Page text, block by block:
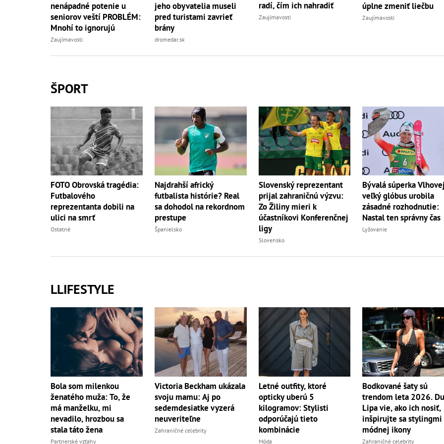
nenápadné potenie u
seniorov veští PROBLÉM:
Mnohí to ignorujú
Zaujímavosti
jeho obyvatelia museli
pred turistami zavrieť
brány
dromedar.sk
radí, čím ich nahradiť
Zaujímavosti
úplne zmeniť liečbu
Zaujímavosti
ŠPORT
FOTO Obrovská tragédia:
Futbalového
reprezentanta dobili na
ulici na smrť
Ostatné
Najdrahší africký
futbalista histórie? Real
sa dohodol na rekordnom
prestupe
Španielsko
Slovenský reprezentant
prijal zahraničnú výzvu:
Zo Žiliny mieri k
účastníkovi Konferenčnej
ligy
Slovensko
Bývalá súperka
veľký glóbus urobila
zásadné rozhodnutie:
Nastal ten správny čas
Lyžovanie
LLIFESTYLE
Bola som milenkou
ženatého muža: To, že
má manželku, mi
nevadilo, hrozbou sa
stala táto žena
Partnerské vzťahy
Victoria Beckham ukázala
svoju mamu: Aj po
sedemdesiatke vyzerá
neuveriteľne
Zahraničné celebrity
Letné outfity, ktoré
opticky uberú 5
kilogramov: Stylisti
odporúčajú tieto
kombinácie
Móda
Bodkované šaty sú
trendom leta 2026.
Lipa vie, ako ich nosiť,
inšpirujte sa stylingmi
módnej ikony
Zahraničné celebrity